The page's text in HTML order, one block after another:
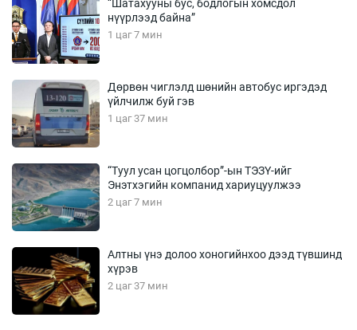
“Шатахууны бус, бодлогын хомсдол
нүүрлээд байна”
1 цаг 7 мин
Дөрвөн чиглэлд шөнийн автобус иргэдэд
үйлчилж буй гэв
1 цаг 37 мин
“Туул усан цогцолбор”-ын ТЭЗҮ-ийг
Энэтхэгийн компанид хариуцуулжээ
2 цаг 7 мин
Алтны үнэ долоо хоногийнхоо дээд түвшинд
хүрэв
2 цаг 37 мин